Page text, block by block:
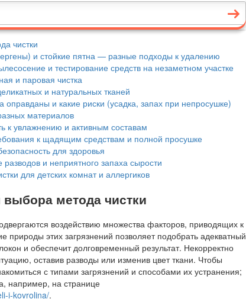
чистки
и стойкие пятна — разные подходы к удалению
и тестирование средств на незаметном участке
и паровая чистка
и натуральных тканей
оправданы и какие риски (усадка, запах при непросушке)
материалов
к увлажнению и активным составам
к щадящим средствам и полной просушке
для здоровья
и неприятного запаха сырости
для детских комнат и аллергиков
метода чистки
воздействию множества факторов, приводящих к
природы этих загрязнений позволяет подобрать адекватный
и обеспечит долговременный результат. Некорректно
оставив разводы или изменив цвет ткани. Чтобы
с типами загрязнений и способами их устранения;
например, на странице
i-kovrolina/.